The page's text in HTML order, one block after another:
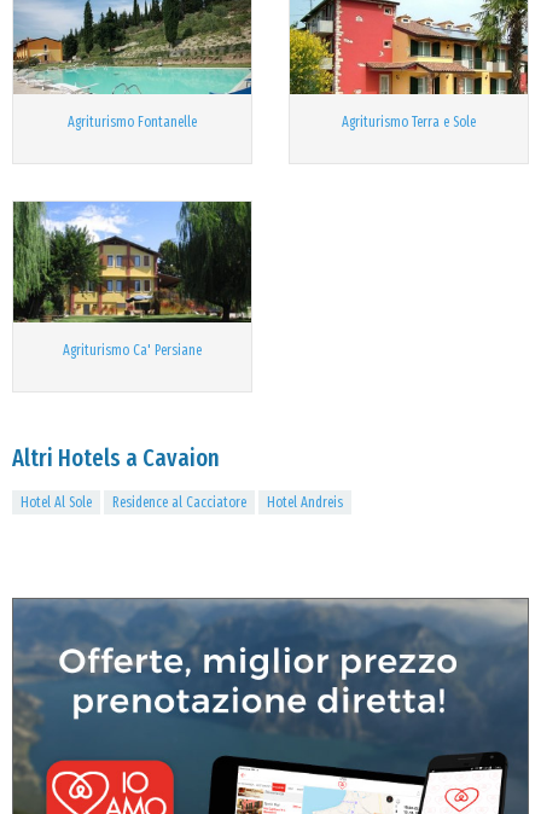
Agriturismo Fontanelle Agriturismo Terra e Sole
Agriturismo Ca' Persiane
Altri Hotels a Cavaion
Hotel Al Sole Residence al Cacciatore Hotel Andreis